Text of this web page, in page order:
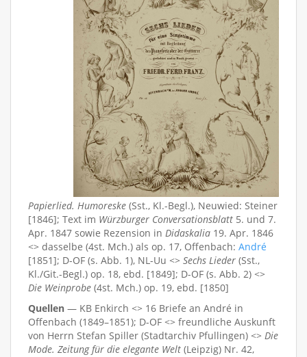
Papierlied. Humoreske (Sst., Kl.-Begl.), Neuwied: Steiner
[1846]; Text im Würzburger Conversationsblatt 5. und 7.
Apr. 1847 sowie Rezension in Didaskalia 19. Apr. 1846
<> dasselbe (4st. Mch.) als op. 17, Offenbach: André
[1851]; D-OF (s. Abb. 1), NL-Uu <> Sechs Lieder (Sst.,
Kl./Git.-Begl.) op. 18, ebd. [1849]; D-OF (s. Abb. 2) <>
Die Weinprobe (4st. Mch.) op. 19, ebd. [1850]
Quellen — KB Enkirch <> 16 Briefe an André in
Offenbach (1849–1851); D-OF <> freundliche Auskunft
von Herrn Stefan Spiller (Stadtarchiv Pfullingen) <> Die
Mode. Zeitung für die elegante Welt (Leipzig) Nr. 42,